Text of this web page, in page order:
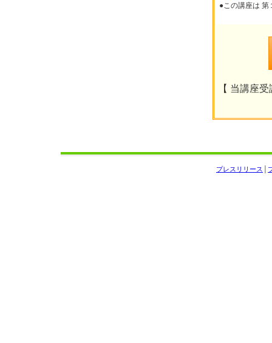
●この講座は 第
【 当講座
プレスリリース